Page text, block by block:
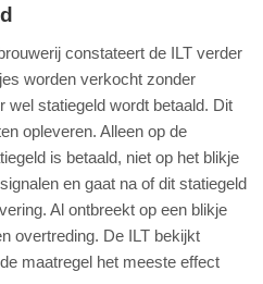
constateert de ILT verder
worden verkocht zonder
wel statiegeld wordt betaald. Dit
opleveren. Alleen op de
is betaald, niet op het blikje
en gaat na of dit statiegeld
Al ontbreekt op een blikje
overtreding. De ILT bekijkt
maatregel het meeste effect